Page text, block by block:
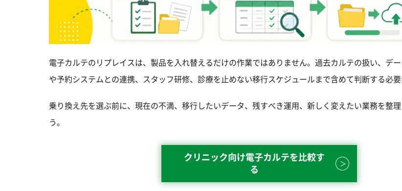
電子カルテのリプレイスは、製品を入れ替えるだけの作業ではありません。過去カルテの扱い、デ
や予約システムとの連携、スタッフ研修、診療を止めない移行スケジュールまで含めて判断する必要
乗り換え先を選ぶ前に、現在の不満、移行したいデータ、残すべき運用、新しく変えたい業務を整
う。
クリニック向け電子カルテを比較す
る